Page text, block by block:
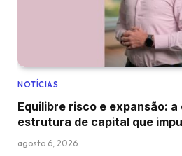
NOTÍCIAS
Equilibre risco e expansão:
estrutura de capital que
agosto 6, 2026